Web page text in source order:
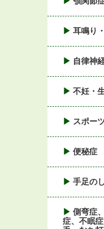
耳鳴り
自律神
不妊・
スポー
便秘症
手足の
側弯症
症、不眠